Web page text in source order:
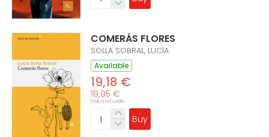
COMERÁS FLORES
SOLLA SOBRAL, LUCÍA
Available
19,18 €
19,95 €
IVA incluido
Buy